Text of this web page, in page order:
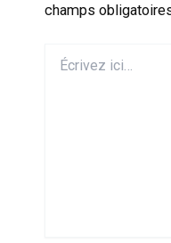
champs
ici…